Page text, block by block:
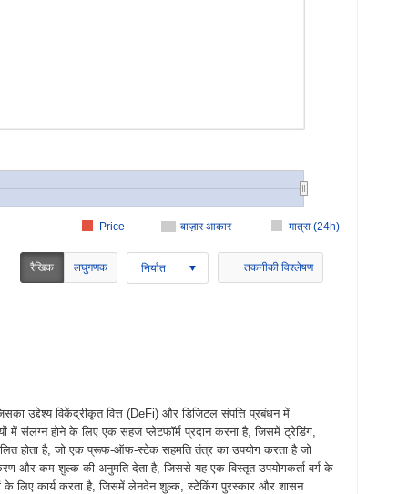
बाज़ार आकार मात्रा (24h)
Price
रैखिक लघुगणक निर्यात तकनीकी विश्लेषण
उद्देश्य विकेंद्रीकृत वित्त (DeFi) और डिजिटल संपत्ति प्रबंधन में
में संलग्न होने के लिए एक सहज प्लेटफॉर्म प्रदान करना है, जिसमें ट्रेडिंग,
होता है, जो एक प्रूफ-ऑफ-स्टेक सहमति तंत्र का उपयोग करता है जो
और कम शुल्क की अनुमति देता है, जिससे यह एक विस्तृत उपयोगकर्ता वर्ग के
के लिए कार्य करता है, जिसमें लेनदेन शुल्क, स्टेकिंग पुरस्कार और शासन